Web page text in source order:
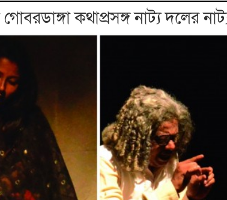
কথাপ্রসঙ্গ নাট্য দলের